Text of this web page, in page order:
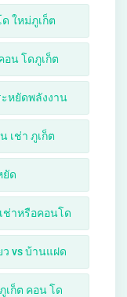
ใหม่ภูเก็ต
อน โดภูเก็ต
หยัดพลังงาน
เช่า ภูเก็ต
ยัด
ช่าหรือคอนโด
ว vs บ้านแฝด
ภูเก็ต คอน โด